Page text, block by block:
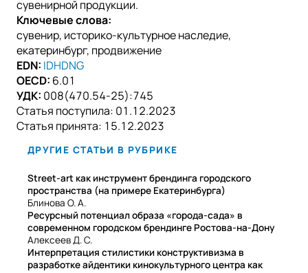
сувенирной продукции.
Ключевые слова:
сувенир, историко-культурное наследие,
екатеринбург, продвижение
EDN: IDHDNG
OECD: 6.01
УДК: 008(470.54-25):745
Статья поступила: 01.12.2023
Статья принята: 15.12.2023
ДРУГИЕ СТАТЬИ В РУБРИКЕ
Street-art как инструмент брендинга городского
пространства (на примере Екатеринбурга)
Блинова О. А.
Ресурсный потенциал образа «города-сада» в
современном городском брендинге Ростова-на-Дону
Алексеев Д. С.
Интерпретация стилистики конструктивизма в
разработке айдентики кинокультурного центра как